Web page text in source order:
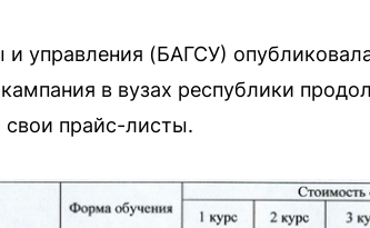
управления (БАГСУ)
в вузах республики
прайс-листы.